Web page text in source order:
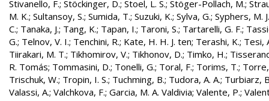
Stivanello, F.; Stöckinger, D.; Stoel, L. S.; Stöger-Pollach, M.;
M. K.; Sultansoy, S.; Sumida, T.; Suzuki, K.; Sylva, G.; Syphers, M. J.
C.; Tanaka, J.; Tang, K.; Tapan, I.; Taroni, S.; Tartarelli, G. F.;
G.; Telnov, V. I.; Tenchini, R.; Kate, H. H. J. ten; Terashi, K.; Tesi,
Tiirakari, M. T.; Tikhomirov, V.; Tikhonov, D.; Timko, H.;
R. Tomás; Tommasini, D.; Tonelli, G.; Toral, F.; Torims, T.;
Trischuk, W.; Tropin, I. S.; Tuchming, B.; Tudora, A. A.; Turbiarz,
Valassi, A.; Valchkova, F.; Garcia, M. A. Valdivia; Valente, P.;